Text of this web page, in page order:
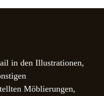
in den Illustrationen,
Möblierungen,